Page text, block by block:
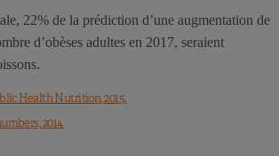
22% de la prédiction d’une augmentation de
d’obèses adultes en 2017, seraient
Health Nutrition, 2015.
2014.